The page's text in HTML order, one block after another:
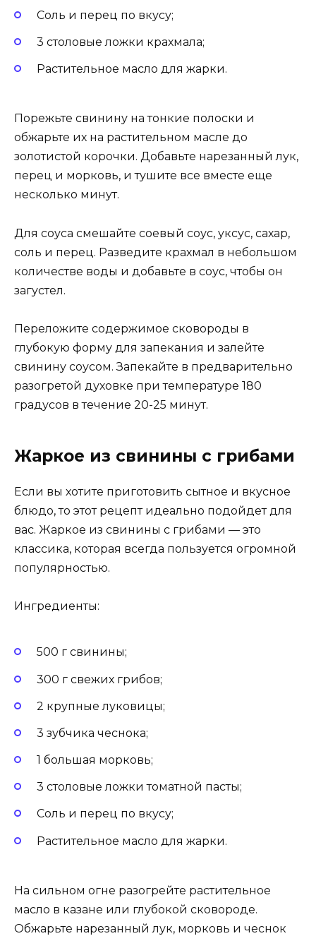
Соль и перец по вкусу;
3 столовые ложки крахмала;
Растительное масло для жарки.
Порежьте свинину на тонкие полоски и
обжарьте их на растительном масле до
золотистой корочки. Добавьте нарезанный лук,
перец и морковь, и тушите все вместе еще
несколько минут.
Для соуса смешайте соевый соус, уксус, сахар,
соль и перец. Разведите крахмал в небольшом
количестве воды и добавьте в соус, чтобы он
загустел.
Переложите содержимое сковороды в
глубокую форму для запекания и залейте
свинину соусом. Запекайте в предварительно
разогретой духовке при температуре 180
градусов в течение 20-25 минут.
Жаркое из свинины с грибами
Если вы хотите приготовить сытное и вкусное
блюдо, то этот рецепт идеально подойдет для
вас. Жаркое из свинины с грибами — это
классика, которая всегда пользуется огромной
популярностью.
Ингредиенты:
500 г свинины;
300 г свежих грибов;
2 крупные луковицы;
3 зубчика чеснока;
1 большая морковь;
3 столовые ложки томатной пасты;
Соль и перец по вкусу;
Растительное масло для жарки.
На сильном огне разогрейте растительное
масло в казане или глубокой сковороде.
Обжарьте нарезанный лук, морковь и чеснок